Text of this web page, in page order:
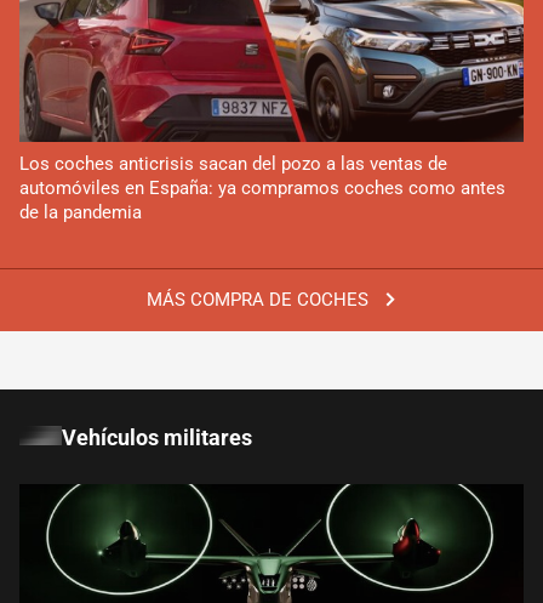
MÁS COMPRA DE COCHES
Los coches anticrisis sacan del pozo a las ventas de
automóviles en España: ya compramos coches como antes
de la pandemia
Vehículos militares